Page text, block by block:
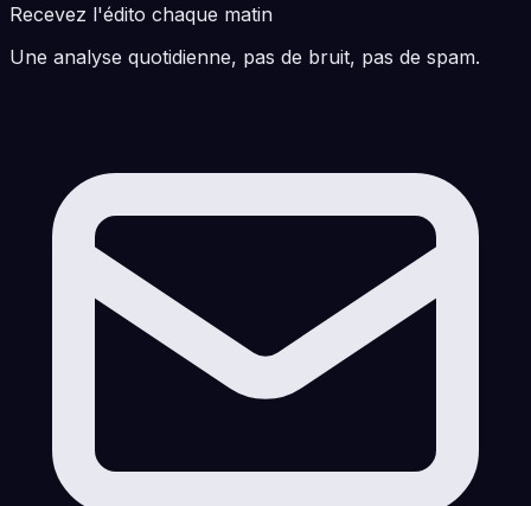
Recevez l'édito chaque matin
Une analyse quotidienne, pas de bruit, pas de spam.